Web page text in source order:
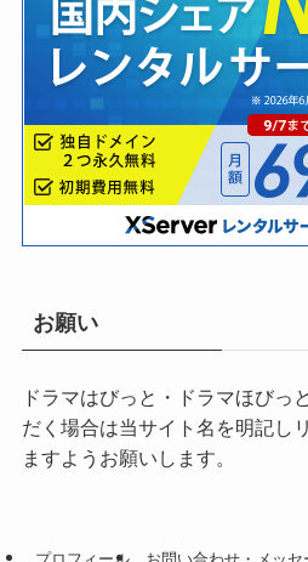
お願い
ドラマはびっと・ドラマほびっ
だく場合は当サイト名を明記し
ますようお願いします。